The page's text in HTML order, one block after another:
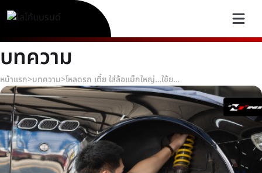
บทความ
หน้าแรก>บทความ> โหลดรถ เตี้ย ใส่ล้อแม็กใหญ่…ใช้ยางแบบไหนดีถึงจะไม่ติด ไม่กระด้าง?